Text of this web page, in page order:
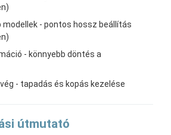
- pontos hossz beállítás
- könnyebb döntés a
- tapadás és kopás kezelése
útmutató